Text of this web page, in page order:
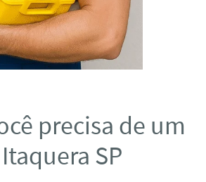
precisa de um
SP